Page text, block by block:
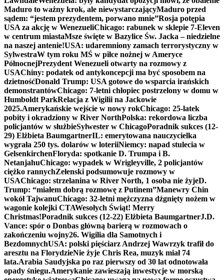
Maduro to ważny krok, ale niewystarczającyMaduro przed
sądem: “jestem prezydentem, porwano mnie”Rosja potępia
USA za akcję w WenezueliChicago: rabunek w sklepie 7-Eleven
w centrum miastaMsze święte w Bazylice Św. Jacka – niedzielne
na naszej antenie!USA: udaremniony zamach terrorystyczny w
SylwestraW tym roku MŚ w piłce nożnej w Ameryce
PółnocnejPrezydent Wenezueli otwarty na rozmowy z
USAChiny: podatek od antykoncepcji ma być sposobem na
dzietnośćDonald Trump: USA gotowe do wsparcia irańskich
demonstrantówChicago: 7-letni chłopiec postrzelony w domu w
Humboldt ParkRelacja z Wigilii na Jackowie
2025.Amerykańskie wejście w nowy rokChicago: 25-latek
pobity i okradziony w River NorthPolska: rekordowa liczba
policjantów w służbieSylwester w ChicagoPoradnik sukces (12-
29) Elżbieta BaumgartnerIL: emerytowana nauczycielka
wygrała 250 tys. dolarów w loteriiNiemcy: napad stulecia w
GelsenkirchenFloryda: spotkanie D. Trumpa i B.
NetanjahuChicago: wypadek w Wrigleyville, 2 policjantów
ciężko rannychZełenski podsumowuje rozmowy w
USAChicago: strzelanina w River North, 1 osoba nie żyjeD.
Trump: “miałem dobrą rozmowę z Putinem”Manewry Chin
wokół TajwanuChicago: 32-letni mężczyzna dźgnięty nożem w
wagonie kolejki CTAWesołych Świąt! Merry
Christmas!Poradnik sukces (12-22) Elżbieta BaumgartnerJ.D.
Vance: spór o Donbas główną barierą w rozmowach o
zakończeniu wojny26. Wigilia dla Samotnych i
BezdomnychUSA: polski pięściarz Andrzej Wawrzyk trafił do
aresztu na FlorydzieNie żyje Chris Rea, muzyk miał 74
lata.Arabia Saudyjska po raz pierwszy od 30 lat odnotowała
opady śniegu.Amerykanie zawieszają inwestycje w morską